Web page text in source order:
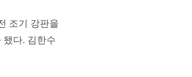
조기 강판을
됐다. 김한수